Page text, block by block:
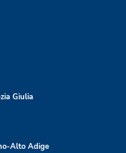
Giulia
Alto Adige